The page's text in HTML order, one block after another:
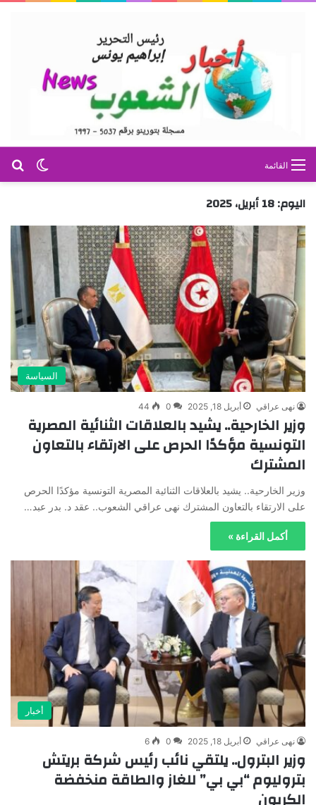
الوضع القائمة
اليوم:18 أبريل، 2025
السياسة
نهى عراقي أبريل 18, 2025 0
44
وزير الخارحية.. يشيد بالعلاقات الثنائية المصرية
التونسية مؤكدًا الحرص على الارتقاء بالتعاون
المشترك
وزير الخارحية.. يشيد بالعلاقات الثنائية المصرية التونسية مؤكدًا الحرص
على الارتقاء بالتعاون المشترك نهى عراقي الشعوب.. عقد د. بدر عبد…
أكمل القراءة »
أخبار
نهى عراقي أبريل 18, 2025 0
6
وزير البترول.. يلتقي نائب رئيس شركة بريتش
بتروليوم “بي بي” للغاز والطاقة منخفضة
الكربون